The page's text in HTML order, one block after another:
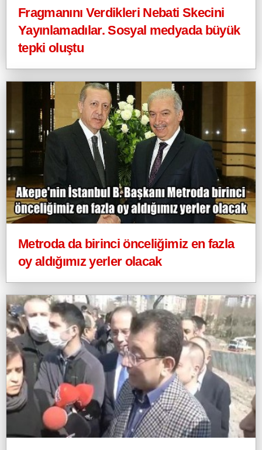
Fragmanını Verdikleri Nebati Skecini
Yayınlamadılar. Sosyal medyada büyük
tepki oluştu
Metroda da birinci önceliğimiz en fazla
oy aldığımız yerler olacak